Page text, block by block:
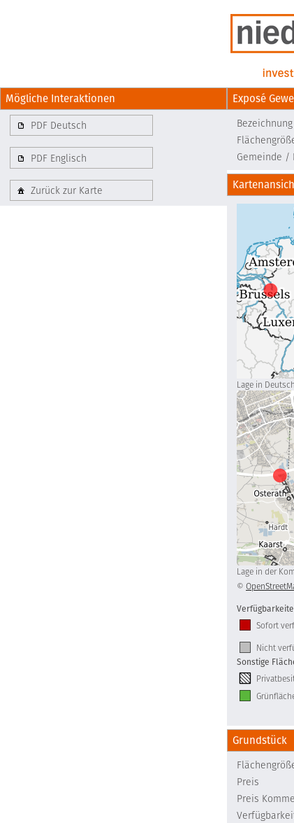
Mögliche Interaktionen
PDF Deutsch
PDF Englisch
Zurück zur Karte
Exposé
Bezeichnung
Gemeinde /
Lage in
Lage in der
©
Sofort
Nicht
Sonstige
Grundstück
Preis
Preis